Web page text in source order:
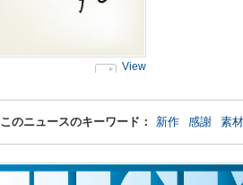
View
このニュースのキーワード： 新作 感謝 素材